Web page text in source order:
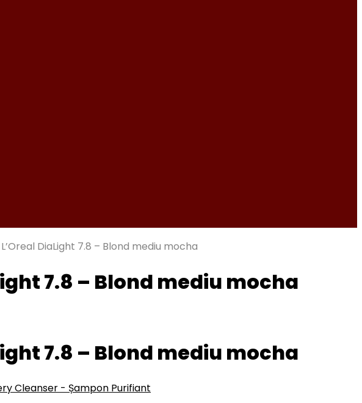
DiaLight 7.8 – Blond mediu mocha
7.8 – Blond mediu mocha
7.8 – Blond mediu mocha
Cleanser - Șampon Purifiant